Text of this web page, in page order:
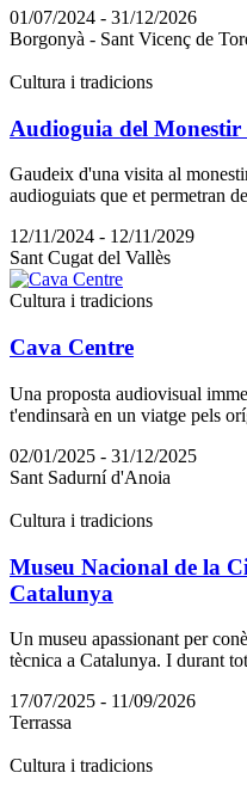
01/07/2024 - 31/12/2026
Borgonyà - Sant Vicenç de
Cultura i tradicions
Audioguia del Monestir
Gaudeix d'una visita al
audioguiats que et permetran
12/11/2024 - 12/11/2029
Sant Cugat del Vallès
Cultura i tradicions
Cava Centre
Una proposta audiovisual
t'endinsarà en un viatge pels
02/01/2025 - 31/12/2025
Sant Sadurní d'Anoia
Cultura i tradicions
Museu Nacional de la
Catalunya
Un museu apassionant per
tècnica a Catalunya. I durant
17/07/2025 - 11/09/2026
Terrassa
Cultura i tradicions